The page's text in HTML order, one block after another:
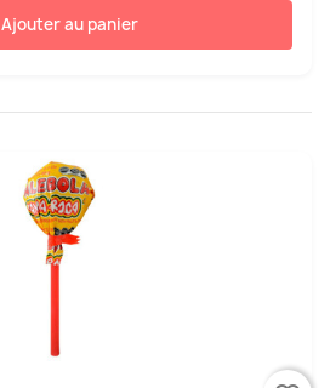
Ajouter au panier